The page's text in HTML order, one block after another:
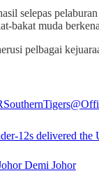
selepas
bakat muda
pelbagai
12s delivered